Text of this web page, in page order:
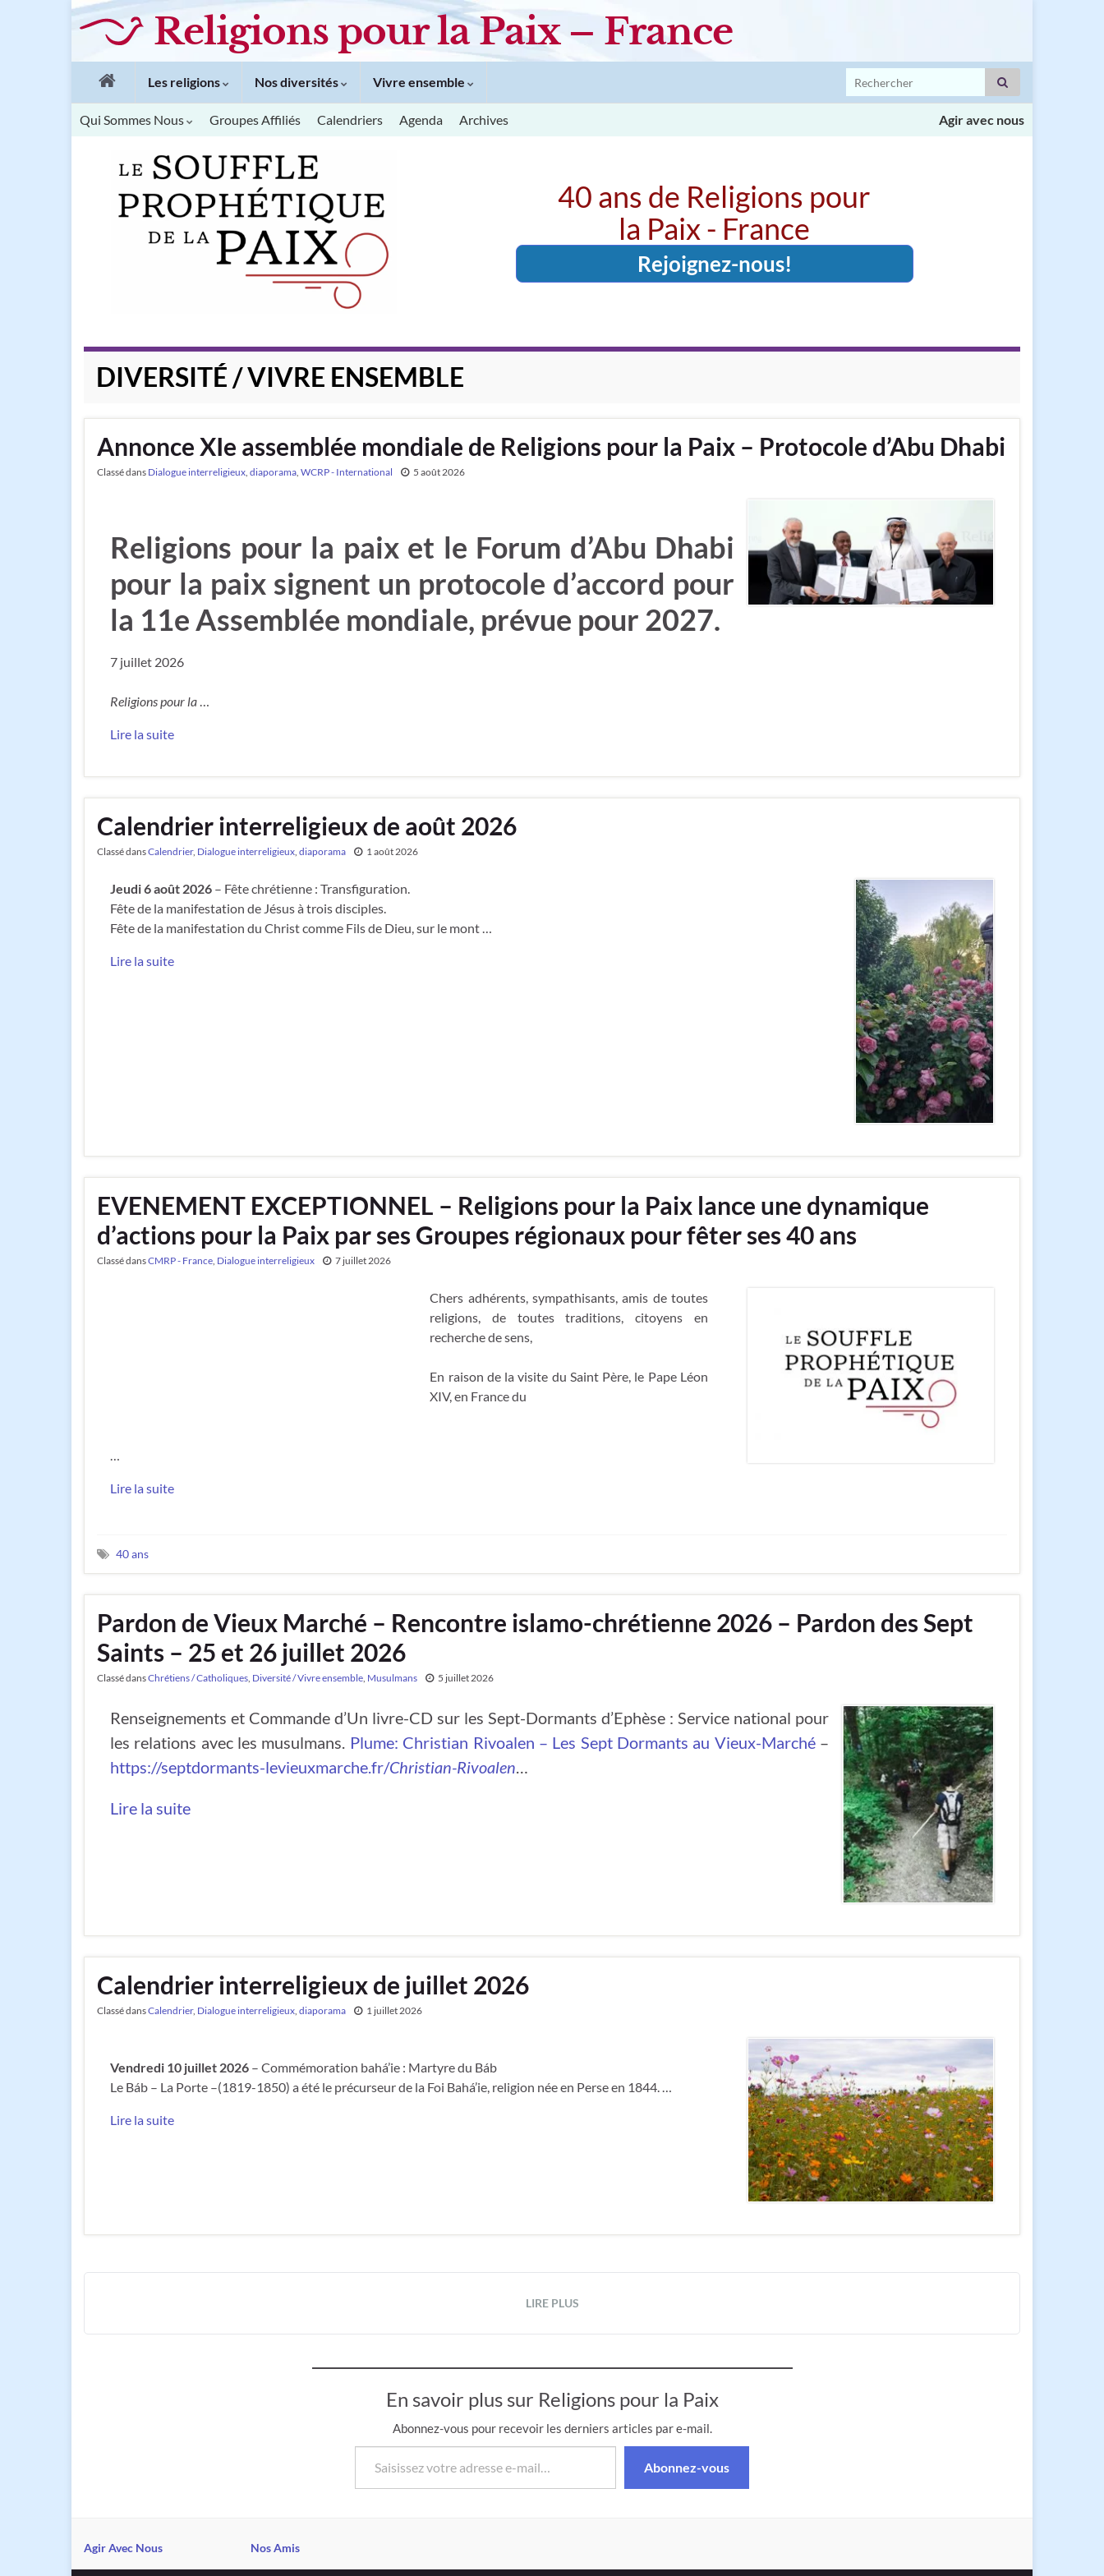
Religions pour la Paix – France
Les religions Nos diversités Vivre ensemble Search for:
Qui Sommes Nous Groupes Affiliés Calendriers Agenda Archives Agir avec nous
40 ans de Religions pour
la Paix - France
Rejoignez-nous!
DIVERSITÉ / VIVRE ENSEMBLE
Annonce XIe assemblée mondiale de Religions pour la Paix – Protocole d’Abu Dhabi
Classé dans Dialogue interreligieux diaporama WCRP - International 5 août 2026
Religions pour la paix et le Forum d’Abu Dhabi
pour la paix signent un protocole d’accord pour
la 11e Assemblée mondiale, prévue pour 2027.
7 juillet 2026
Religions pour la
Lire la suite
Calendrier interreligieux de août 2026
Classé dansCalendrier, Dialogue interreligieux diaporama 1 août 2026
Jeudi 6 août 2026 – Fête chrétienne : Transfiguration.
Fête de la manifestation de Jésus à trois disciples.
Fête de la manifestation du Christ comme Fils de Dieu, sur le mont …
Lire la suite
EVENEMENT EXCEPTIONNEL – Religions pour la Paix lance une dynamique
d’actions pour la Paix par ses Groupes régionaux pour fêter ses 40 ans
Classé dansCMRP - France, Dialogue interreligieux 7 juillet 2026
Chers adhérents, sympathisants, amis de toutes
religions, de toutes traditions, citoyens en
recherche de sens,
En raison de la visite du Saint Père, le Pape Léon
XIV, en France du
…
Lire la suite
40 ans
Pardon de Vieux Marché – Rencontre islamo-chrétienne 2026 – Pardon des Sept
Saints – 25 et 26 juillet 2026
Classé dansChrétiens / Catholiques, Diversité / Vivre ensemble, Musulmans 5 juillet 2026
Renseignements et Commande d’Un livre-CD sur les Sept-Dormants d’Ephèse : Service national pour
les relations avec les musulmans. Plume: Christian Rivoalen – Les Sept Dormants au Vieux-Marché–
https://septdormants-levieuxmarche.fr/Christian-Rivoalen…
Lire la suite
Calendrier interreligieux de juillet 2026
Classé dansCalendrier, Dialogue interreligieux diaporama 1 juillet 2026
Vendredi 10 juillet 2026 – Commémoration bahá’ie : Martyre du Báb
Le Báb – La Porte –(1819-1850) a été le précurseur de la Foi Bahá’ie, religion née en Perse en 1844. …
Lire la suite
LIRE PLUS
En savoir plus sur Religions pour la Paix
Abonnez-vous pour recevoir les derniers articles par e-mail.
Saisissez votre adresse e-mail…
Abonnez-vous
Agir Avec Nous Nos Amis